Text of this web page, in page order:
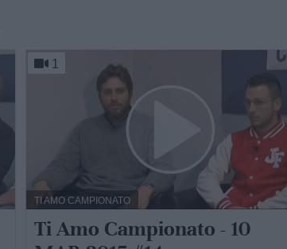
1
TI AMO CAMPIONATO
Ti Amo Campionato - 10